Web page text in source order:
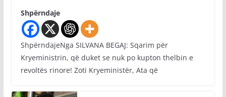
Shpërndaje
ShpërndajeNga SILVANA BEGAJ: Sqarim për
Kryeministrin, që duket se nuk po kupton thelbin e
revoltës rinore! Zoti Kryeministër, Ata që